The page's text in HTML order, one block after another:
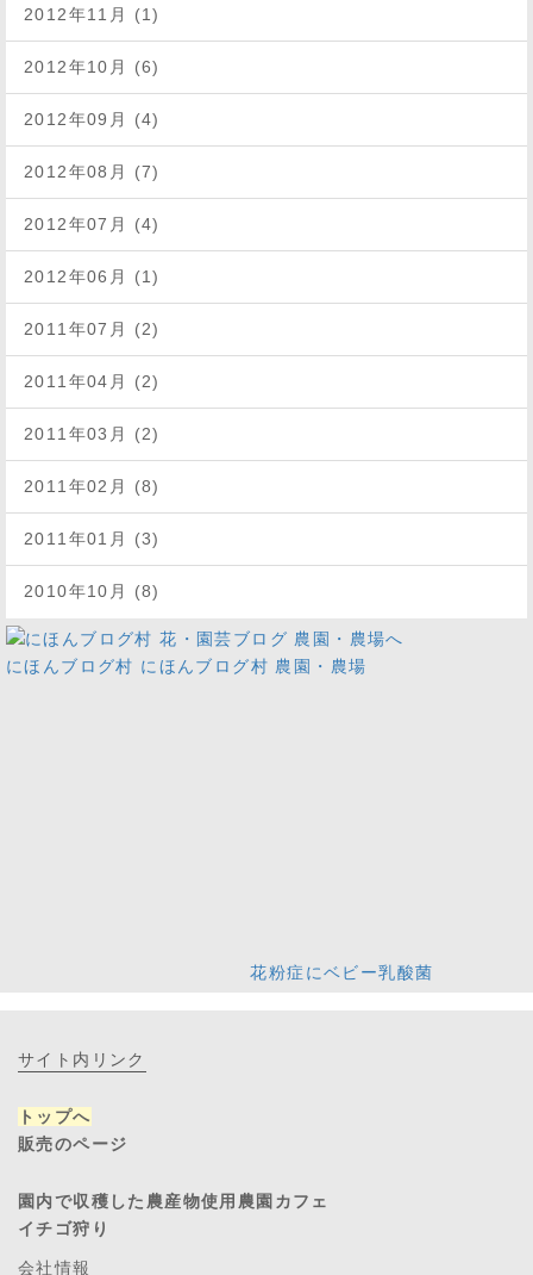
2012年11月 (1)
2012年10月 (6)
2012年09月 (4)
2012年08月 (7)
2012年07月 (4)
2012年06月 (1)
2011年07月 (2)
2011年04月 (2)
2011年03月 (2)
2011年02月 (8)
2011年01月 (3)
2010年10月 (8)
にほんブログ村 にほんブログ村 農園・農場
花粉症にベビー乳酸菌
サイト内リンク
トップへ
販売のページ
園内で収穫した農産物使用農園カフェ
イチゴ狩り
会社情報